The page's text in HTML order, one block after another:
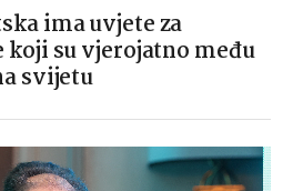
ima uvjete za
su vjerojatno među
svijetu